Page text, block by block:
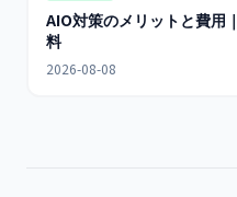
AIO対策のメリットと費用
料
2026-08-08